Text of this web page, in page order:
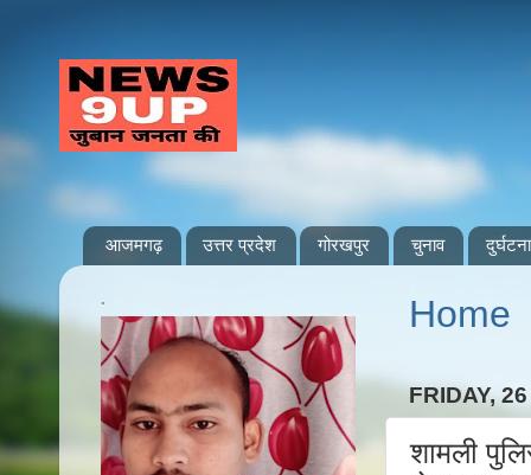
आजमगढ़ उत्तर प्रदेश गोरखपुर चुनाव दुर्घटना
Home
FRIDAY,
शामली
.